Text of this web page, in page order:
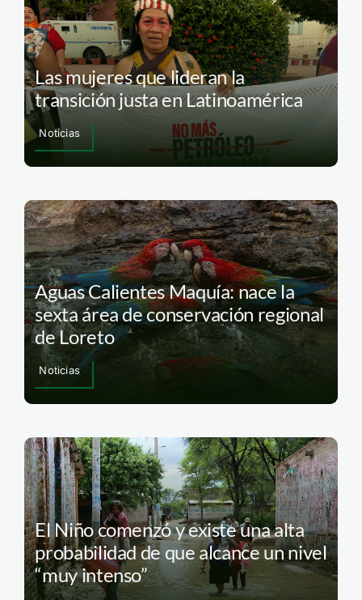
Las mujeres que lideran la
transición justa en Latinoamérica
Noticias
Aguas Calientes Maquía: nace la
sexta área de conservación regional
de Loreto
Noticias
El Niño comenzó y existe una alta
probabilidad de que alcance un nivel
“muy intenso”